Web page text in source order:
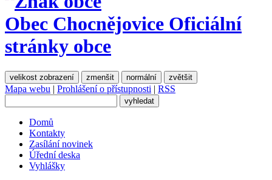
Obec Chocnějovice Oficiální
stránky obce
velikost zobrazení zmenšit normální zvětšit
Mapa webu | Prohlášení o přístupnosti | RSS
Domů
Kontakty
Zasílání novinek
Úřední deska
Vyhlášky